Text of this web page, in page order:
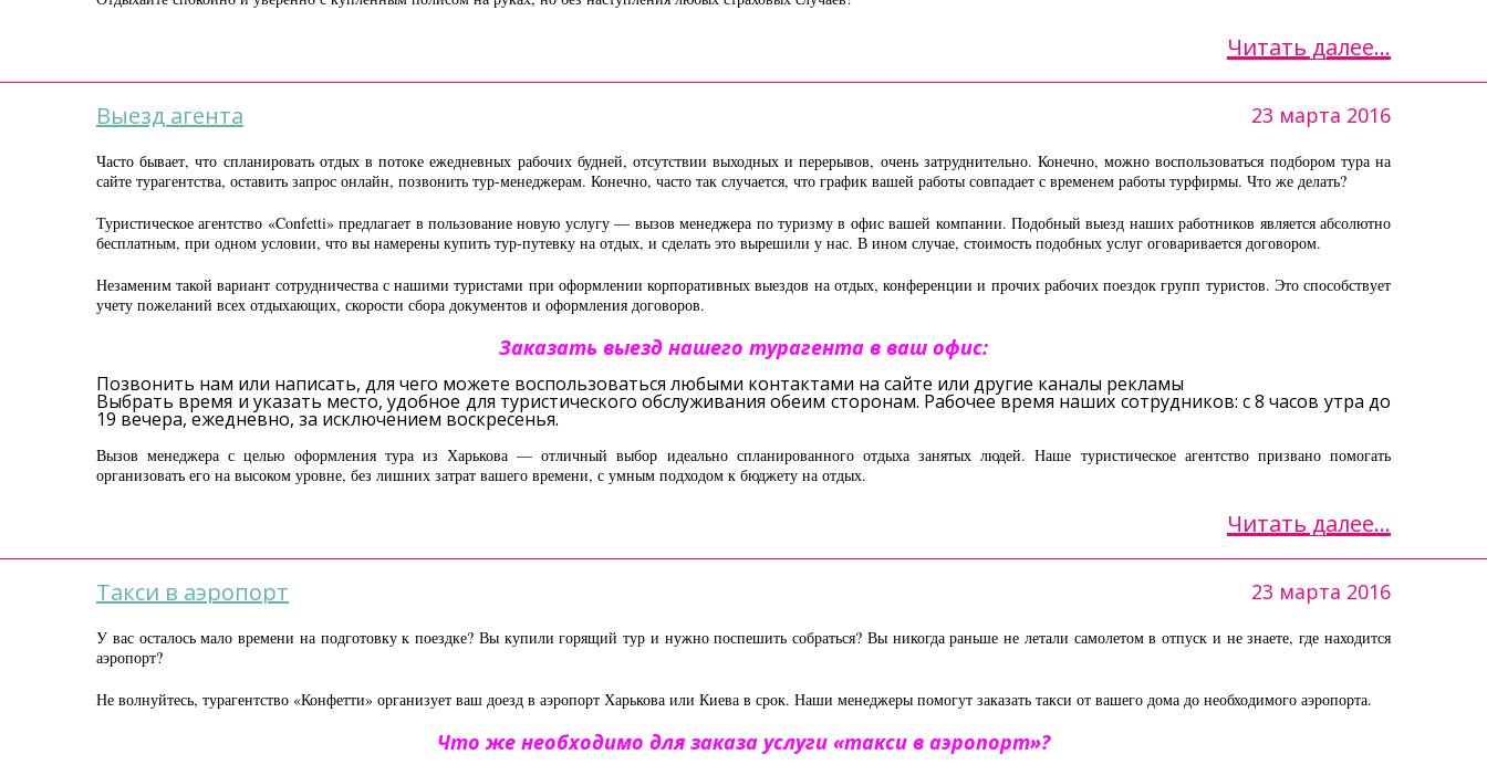
Читать далее...
Выезд агента 23 марта 2016
Часто бывает, что спланировать отдых в потоке ежедневных рабочих будней, отсутствии выходных и перерывов, очень затруднительно. Конечно, можно воспользоваться подбором тура на
сайте турагентства, оставить запрос онлайн, позвонить тур-менеджерам. Конечно, часто так случается, что график вашей работы совпадает с временем работы турфирмы. Что же делать?
Туристическое агентство «Confetti» предлагает в пользование новую услугу — вызов менеджера по туризму в офис вашей компании. Подобный выезд наших работников является абсолютно
бесплатным, при одном условии, что вы намерены купить тур-путевку на отдых, и сделать это вырешили у нас. В ином случае, стоимость подобных услуг оговаривается договором.
Незаменим такой вариант сотрудничества с нашими туристами при оформлении корпоративных выездов на отдых, конференции и прочих рабочих поездок групп туристов. Это способствует
учету пожеланий всех отдыхающих, скорости сбора документов и оформления договоров.
Заказать выезд нашего турагента в ваш офис:
Позвонить нам или написать, для чего можете воспользоваться любыми контактами на сайте или другие каналы рекламы
Выбрать время и указать место, удобное для туристического обслуживания обеим сторонам. Рабочее время наших сотрудников: с 8 часов утра до
19 вечера, ежедневно, за исключением воскресенья.
Вызов менеджера с целью оформления тура из Харькова — отличный выбор идеально спланированного отдыха занятых людей. Наше туристическое агентство призвано помогать
организовать его на высоком уровне, без лишних затрат вашего времени, с умным подходом к бюджету на отдых.
Читать далее...
Такси в аэропорт 23 марта 2016
У вас осталось мало времени на подготовку к поездке? Вы купили горящий тур и нужно поспешить собраться? Вы никогда раньше не летали самолетом в отпуск и не знаете, где находится
аэропорт?
Не волнуйтесь, турагентство «Конфетти» организует ваш доезд в аэропорт Харькова или Киева в срок. Наши менеджеры помогут заказать такси от вашего дома до необходимого аэропорта.
Что же необходимо для заказа услуги «такси в аэропорт»?